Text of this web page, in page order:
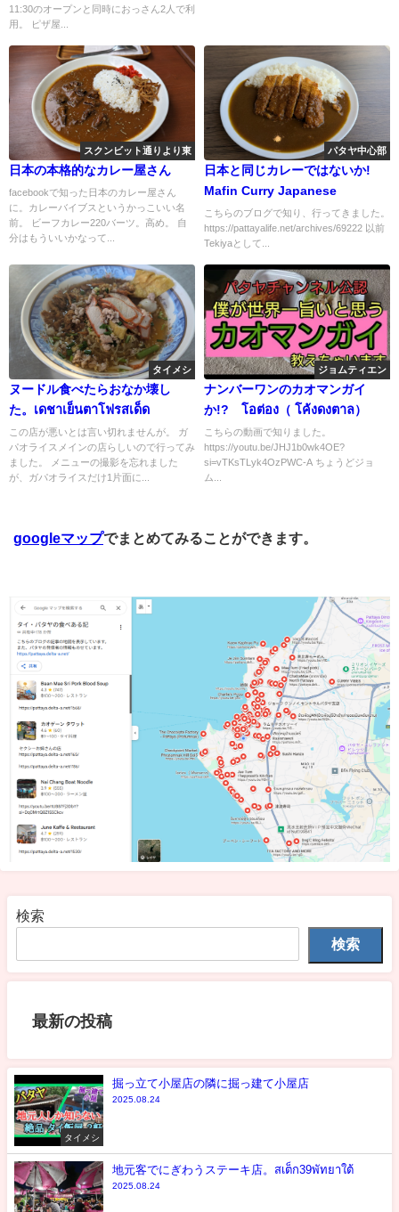
11:30のオープンと同時におっさん2人で利
用。 ピザ屋...
スクンビット通りより東
日本の本格的なカレー屋さん
facebookで知った日本のカレー屋さん
に。カレーバイブスというかっこいい名
前。 ビーフカレー220バーツ。高め。 自
分はもういいかなって...
パタヤ中心部
日本と同じカレーではないか!
Mafin Curry Japanese
こちらのブログで知り、行ってきました。
https://pattayalife.net/archives/69222 以前
Tekiyaとして...
タイメシ
ヌードル食べたらおなか壊し
た。เดชาเย็นตาโฟรสเด็ด
この店が悪いとは言い切れませんが。 ガ
パオライスメインの店らしいので行ってみ
ました。 メニューの撮影を忘れました
が、ガパオライスだけ1片面に...
ジョムティエン
ナンバーワンのカオマンガイ
か!? โอต่อง（ โค้งดงตาล）
こちらの動画で知りました。
https://youtu.be/JHJ1b0wk4OE?
si=vTKsTLyk4OzPWC-A ちょうどジョ
ム...
googleマップでまとめてみることができます。
検索
検索
最新の投稿
タイメシ
掘っ立て小屋店の隣に掘っ建て小屋店
2025.08.24
地元客でにぎわうステーキ店。สเต็ก39พัทยาใต้
2025.08.24